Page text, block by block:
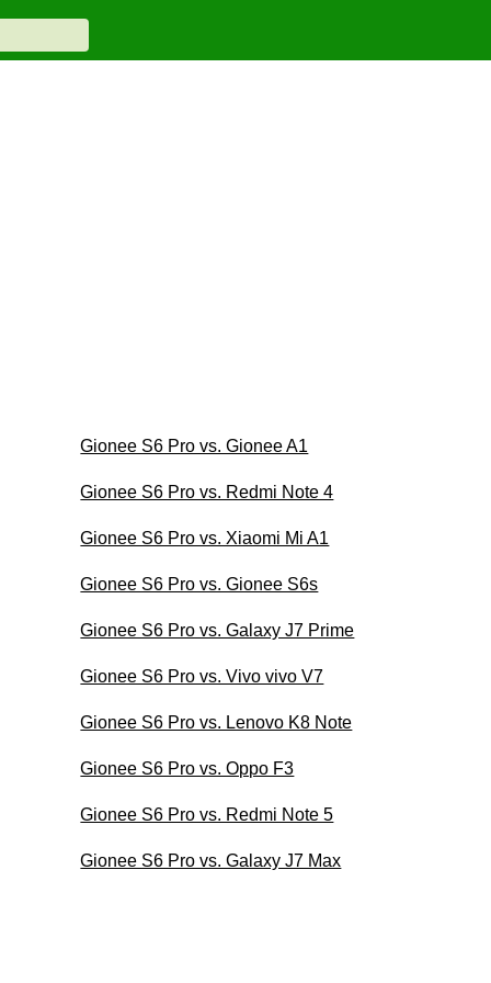
Gionee S6 Pro vs. Gionee A1
Gionee S6 Pro vs. Redmi Note 4
Gionee S6 Pro vs. Xiaomi Mi A1
Gionee S6 Pro vs. Gionee S6s
Gionee S6 Pro vs. Galaxy J7 Prime
Gionee S6 Pro vs. Vivo vivo V7
Gionee S6 Pro vs. Lenovo K8 Note
Gionee S6 Pro vs. Oppo F3
Gionee S6 Pro vs. Redmi Note 5
Gionee S6 Pro vs. Galaxy J7 Max